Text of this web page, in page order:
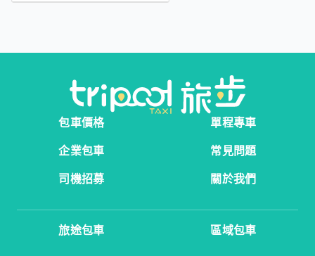
包車價格
單程專車
企業包車
常見問題
司機招募
關於我們
旅途包車 區域包車